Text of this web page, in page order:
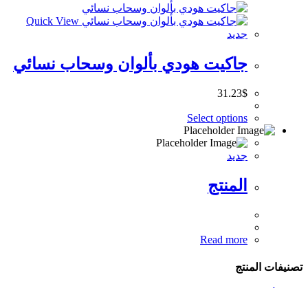
جديد
جاكيت هودي بألوان وسحاب نسائي
31.23$
Select options
جديد
المنتج
Read more
تصنيفات المنتج